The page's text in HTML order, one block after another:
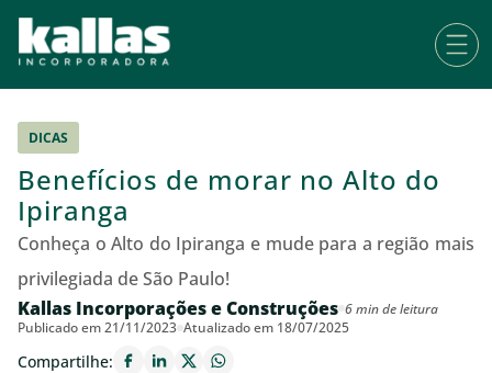
DICAS
Benefícios de morar no Alto do
Ipiranga
Conheça o Alto do Ipiranga e mude para a região mais
privilegiada de São Paulo!
Kallas Incorporações e Construções 6 min de leitura
Publicado em 21/11/2023 Atualizado em 18/07/2025
Compartilhe: